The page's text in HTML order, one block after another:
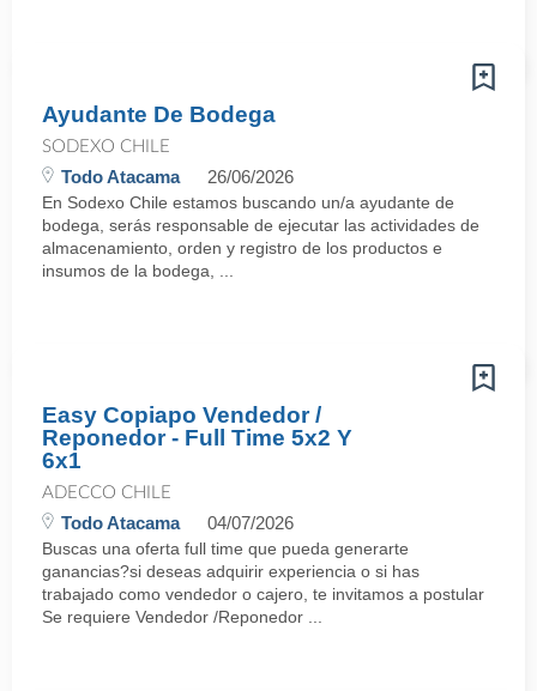
Ayudante De Bodega
SODEXO CHILE
Todo Atacama 26/06/2026
En Sodexo Chile estamos buscando un/a ayudante de
bodega, serás responsable de ejecutar las actividades de
almacenamiento, orden y registro de los productos e
insumos de la bodega, ...
Easy Copiapo Vendedor /
Reponedor - Full Time 5x2 Y
6x1
ADECCO CHILE
Todo Atacama 04/07/2026
Buscas una oferta full time que pueda generarte
ganancias?si deseas adquirir experiencia o si has
trabajado como vendedor o cajero, te invitamos a postular
Se requiere Vendedor /Reponedor ...